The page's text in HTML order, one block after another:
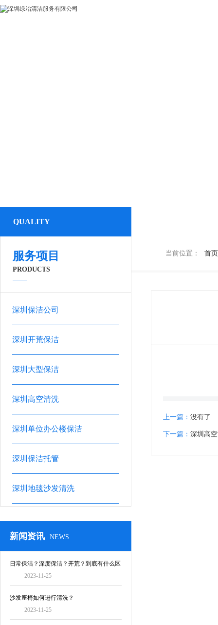
当前位置： 首页
QUALITY
服务项目
PRODUCTS
深圳保洁公司
深圳开荒保洁
深圳大型保洁
深圳高空清洗
深圳单位办公楼保洁
深圳保洁托管
深圳地毯沙发清洗
新闻资讯 NEWS
日常保洁？深度保洁？开荒？到底有什么区
2023-11-25
沙发座椅如何进行清洗？
2023-11-25
上一篇： 没有了
下一篇： 深圳高